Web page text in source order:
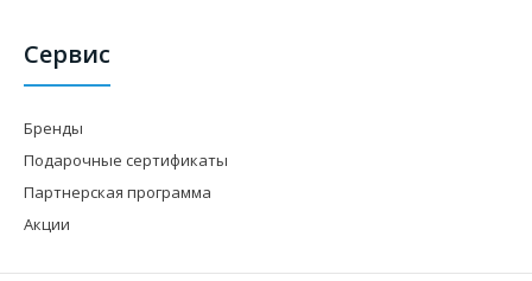
Сервис
Бренды
Подарочные сертификаты
Партнерская программа
Акции